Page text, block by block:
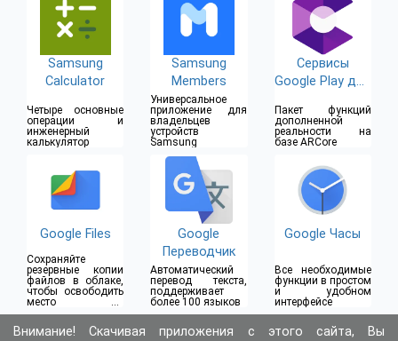
Samsung
Calculator
Четыре основные
операции и
инженерный
калькулятор
Samsung
Members
Универсальное
приложение для
владельцев
устройств
Samsung
Сервисы
Google Play для
Пакет функций
дополненной
реальности на
базе ARCore
Google Files
Сохраняйте
резервные копии
файлов в облаке,
чтобы освободить
место на
устройстве
Google
Переводчик
Автоматический
перевод текста,
поддерживает
более 100 языков
Google Часы
Все необходимые
функции в простом
и удобном
интерфейсе
Внимание! Скачивая приложения с этого сайта, Вы